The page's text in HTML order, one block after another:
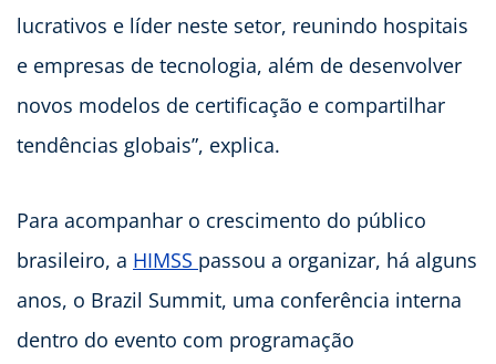
lucrativos e líder neste setor, reunindo hospitais
e empresas de tecnologia, além de desenvolver
novos modelos de certificação e compartilhar
tendências globais”, explica.
Para acompanhar o crescimento do público
brasileiro, a HIMSS passou a organizar, há alguns
anos, o Brazil Summit, uma conferência interna
dentro do evento com programação